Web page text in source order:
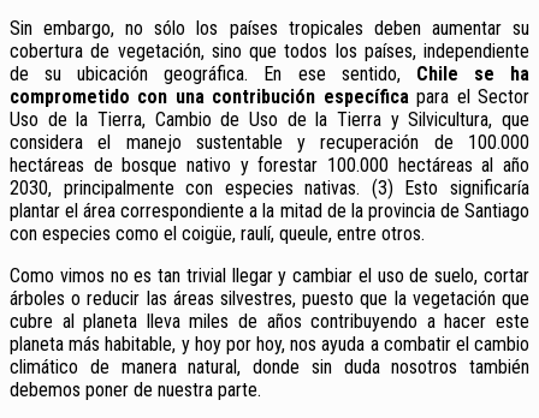
Sin embargo, no sólo los países tropicales deben aumentar su
cobertura de vegetación, sino que todos los países, independiente
de su ubicación geográfica. En ese sentido, Chile se ha
comprometido con una contribución específica para el Sector
Uso de la Tierra, Cambio de Uso de la Tierra y Silvicultura, que
considera el manejo sustentable y recuperación de 100.000
hectáreas de bosque nativo y forestar 100.000 hectáreas al año
2030, principalmente con especies nativas. (3) Esto significaría
plantar el área correspondiente a la mitad de la provincia de Santiago
con especies como el coigüe, raulí, queule, entre otros.
Como vimos no es tan trivial llegar y cambiar el uso de suelo, cortar
árboles o reducir las áreas silvestres, puesto que la vegetación que
cubre al planeta lleva miles de años contribuyendo a hacer este
planeta más habitable, y hoy por hoy, nos ayuda a combatir el cambio
climático de manera natural, donde sin duda nosotros también
debemos poner de nuestra parte.